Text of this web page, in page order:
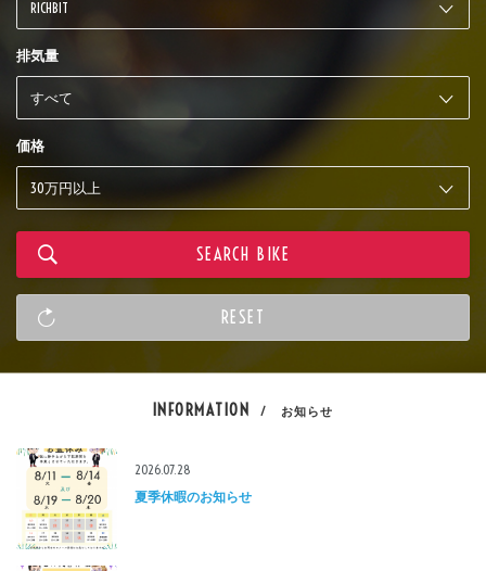
排気量
価格
INFORMATION / お知らせ
2026.07.28
夏季休暇のお知らせ